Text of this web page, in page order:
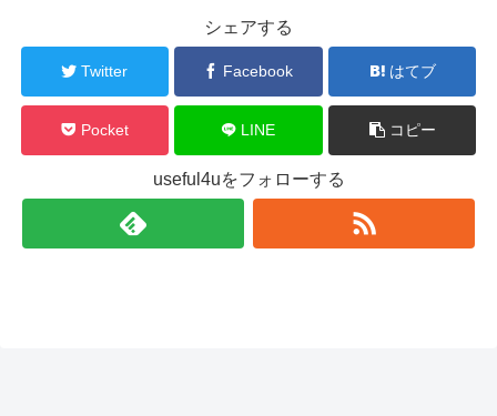
シェアする
Twitter Facebook はてブ
Pocket LINE コピー
useful4uをフォローする